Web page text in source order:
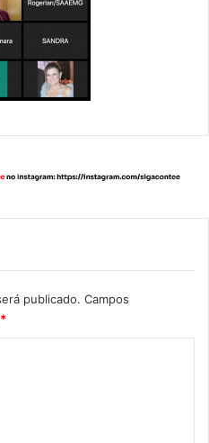
publicado. Campos
*